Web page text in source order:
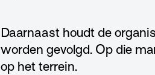
Daarnaast houdt de
worden gevolgd. Op die
op het terrein.